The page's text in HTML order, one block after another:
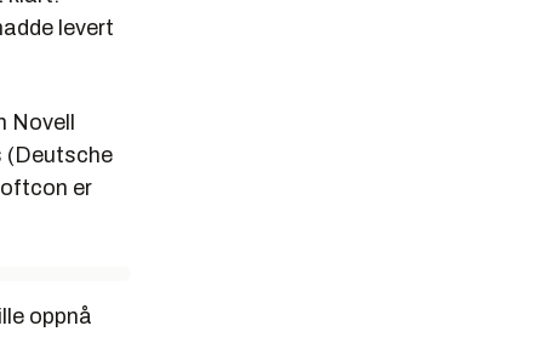
levert
(Deutsche
er
oppnå